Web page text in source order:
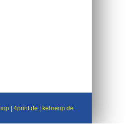
4print.de kehrenp.de